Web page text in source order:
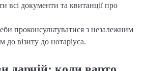
всі документи та квитанції про
проконсультуватися з незалежним
до візиту до нотаріуса.